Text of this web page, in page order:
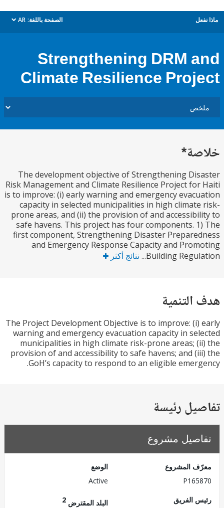
الصفحة باللغة: AR
dropdown
Strengthening DRM
Climate Resilience
The development objective of Strengthening
Risk Management and Climate Resilience Project
is to improve: (i) early warning and emergency
capacity in selected municipalities in high
prone areas, and (ii) the provision of and
safe havens. This project has four components.
first component, Strengthening Disaster
and Emergency Response Capacity and
Building نتائج أكثر
The Project Development Objective is to improve:
warning and emergency evacuation capacity in
municipalities in high climate risk-prone areas;
provision of and accessibility to safe havens; and
GoH’s capacity to respond to an eligible
رئيسة
مشروع
المشروع
الفريق
البلد المقترض